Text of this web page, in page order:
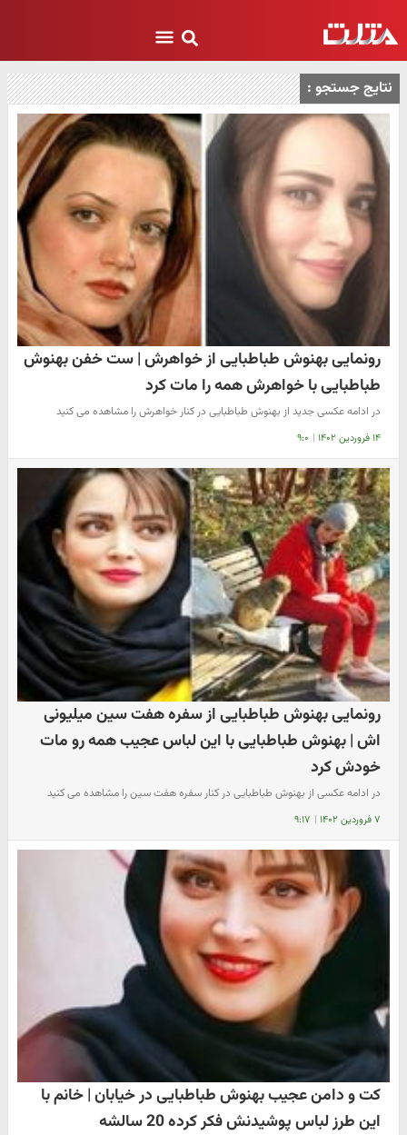
نتایج جستجو :
رونمایی بهنوش طباطبایی از خواهرش | ست خفن بهنوش
طباطبایی با خواهرش همه را مات کرد
در ادامه عکسی جدید از بهنوش طباطبایی در کنار خواهرش را مشاهده می کنید
۱۴ فروردین ۱۴۰۲ | ۹:۰
رونمایی بهنوش طباطبایی از سفره هفت سین میلیونی
اش | بهنوش طباطبایی با این لباس عجیب همه رو مات
خودش کرد
در ادامه عکسی از بهنوش طباطبایی در کنار سفره هفت سین را مشاهده می کنید
۷ فروردین ۱۴۰۲ | ۹:۱۷
کت و دامن عجیب بهنوش طباطبایی در خیابان | خانم با
این طرز لباس پوشیدنش فکر کرده 20 سالشه